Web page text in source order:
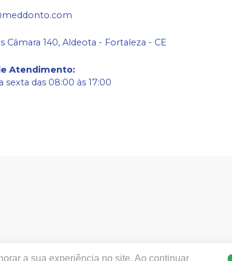
Câmara 140, Aldeota - Fortaleza - CE
Atendimento:
sexta das 08:00 às 17:00
| Med-donto Comércio
a sua experiência no site. Ao continuar